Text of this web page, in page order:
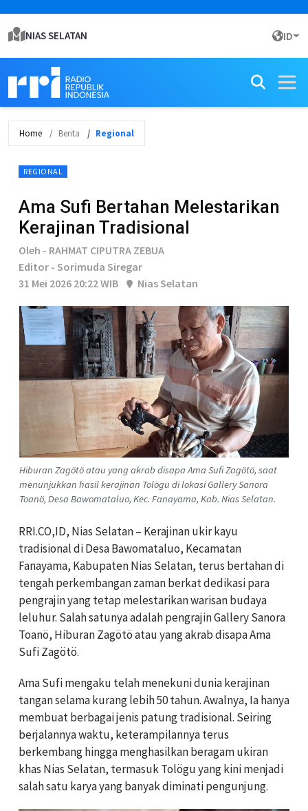
NIAS SELATAN ID
Home Berita Regional
REGIONAL
Ama Sufi Bertahan Melestarikan
Kerajinan Tradisional
Oleh - RAHMAT CIPUTRA ZEBUA
Editor - Sorimuda Siregar
31 Mei 2026 20:22 WIB
Nias Selatan
Hiburan Zagötö atau yang akrab disapa Ama Sufi Zagötö, saat
menunjukkan hasil kerajinan Tolögu di lokasi Gallery Sanora
Toanö, Desa Bawomataluo, Kec. Fanayama, Kab. Nias Selatan.
RRI.CO,ID, Nias Selatan – Kerajinan ukir kayu
tradisional di Desa Bawomataluo, Kecamatan
Fanayama, Kabupaten Nias Selatan, terus bertahan di
tengah perkembangan zaman berkat dedikasi para
pengrajin yang tetap melestarikan warisan budaya
leluhur. Salah satunya adalah pengrajin Gallery Sanora
Toanö, Hiburan Zagötö atau yang akrab disapa Ama
Sufi Zagötö.
Ama Sufi mengaku telah menekuni dunia kerajinan
tangan selama kurang lebih 50 tahun. Awalnya, Ia hanya
membuat berbagai jenis patung tradisional. Seiring
berjalannya waktu, keterampilannya terus
berkembang hingga menghasilkan beragam ukiran
khas Nias Selatan, termasuk Tolögu yang kini menjadi
salah satu karya yang banyak diminati pengunjung.